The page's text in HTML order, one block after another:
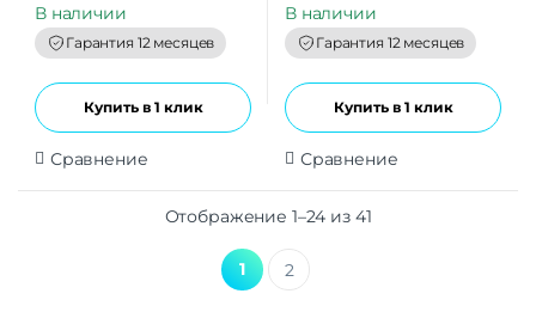
t
o
f
5
В наличии
Гарантия 12 месяцев
Купить в 1 клик
Сравнение
t
o
f
5
В наличии
Гарантия 12 месяцев
Купить в 1 клик
Сравнение
Отображение 1–24 из 41
1 2